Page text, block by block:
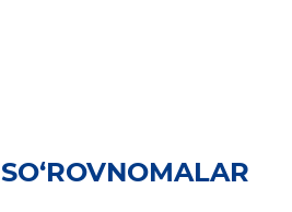
SO‘ROVNOMALAR